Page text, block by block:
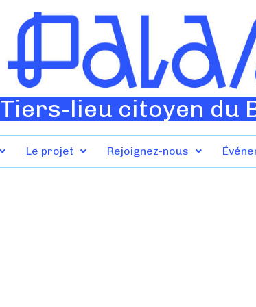
Tiers-lieu citoyen du
Le projet Rejoignez-nous